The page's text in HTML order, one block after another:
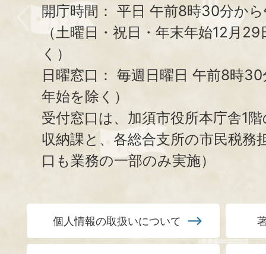
開庁時間： 平日 午前8時30分か
（土曜日・祝日・年末年始12月
く）
日曜窓口： 毎週日曜日 午前8時
年始を除く）
受付窓口は、加須市役所本庁舎1
収納課と、 各総合支所の市民税務
口も業務の一部のみ実施）
個人情報の取扱いについて